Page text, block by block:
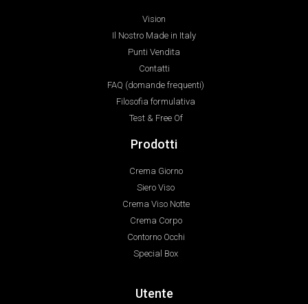
Vision
Il Nostro Made in Italy
Punti Vendita
Contatti
FAQ (domande frequenti)
Filosofia formulativa
Test & Free Of
Prodotti
Crema Giorno
Siero Viso
Crema Viso Notte
Crema Corpo
Contorno Occhi
Special Box
Utente